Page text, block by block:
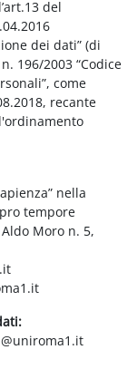
del
dei dati” (di
196/2003 “Codice
come
recante
nella
tempore
Moro n. 5,